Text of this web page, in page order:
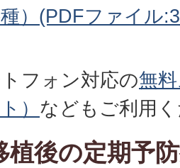
）(PDFファイル
フォン対応の無
） などもご利用
植後の定期予